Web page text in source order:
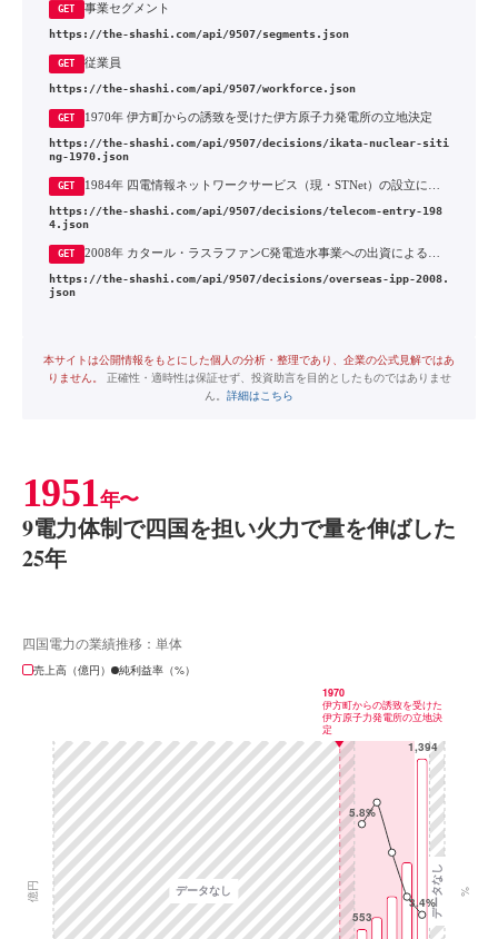
GET 事業セグメント
https://the-shashi.com/api/9507/segments.json
GET 従業員
https://the-shashi.com/api/9507/workforce.json
GET 1970年 伊方町からの誘致を受けた伊方原子力発電所の立地決定
https://the-shashi.com/api/9507/decisions/ikata-nuclear-siti
ng-1970.json
GET
https://the-shashi.com/api/9507/decisions/telecom-entry-198
4.json
GET
https://the-shashi.com/api/9507/decisions/overseas-ipp-2008.
json
本サイトは公開情報をもとにした個人の分析・整理であり、企業の公式見解ではあ
りません。
正確性・適時性は保証せず、投資助言を目的としたものではありませ
ん。 詳細はこちら
1951年〜
9電力体制で四国を担い火力で量を伸ばした
25年
四国電力の業績推移：単体
売上高（億円）
純利益率（%）